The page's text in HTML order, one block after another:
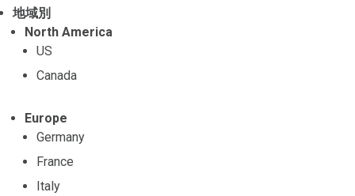
地域別
North America
US
Canada
Europe
Germany
France
Italy